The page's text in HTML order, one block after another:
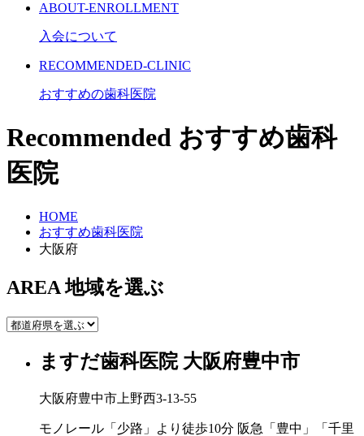
ABOUT-ENROLLMENT
入会について
RECOMMENDED-CLINIC
おすすめの歯科医院
Recommended おすすめ歯科
医院
HOME
おすすめ歯科医院
大阪府
AREA 地域を選ぶ
ますだ歯科医院 大阪府豊中市
大阪府豊中市上野西3-13-55
モノレール「少路」より徒歩10分 阪急「豊中」「千里